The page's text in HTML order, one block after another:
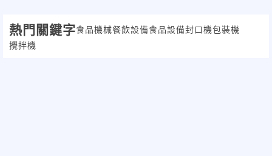
熱門關鍵字食品機械餐飲設備食品設備封口機包裝機
攪拌機